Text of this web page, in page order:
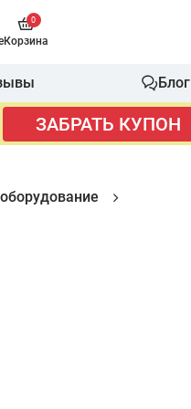
0
Корзина
Блог
ЗАБРАТЬ КУПОН